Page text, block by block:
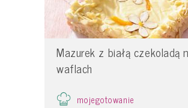
Mazurek z białą czekoladą
waflach
mojegotowanie